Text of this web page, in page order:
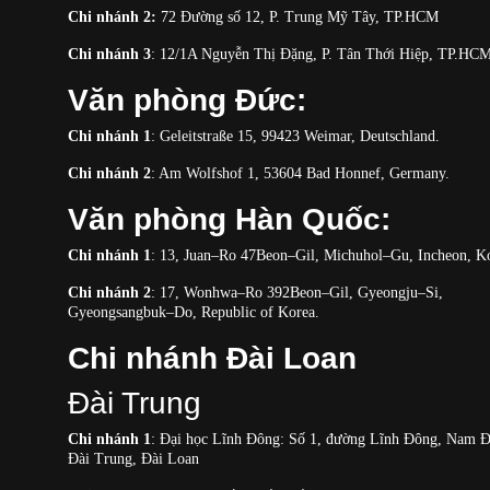
Chi nhánh 2: 72 Đường số 12, P. Trung Mỹ Tây, TP.HCM
Chi nhánh 3: 12/1A Nguyễn Thị Đặng, P. Tân Thới Hiệp,
Văn phòng Đức:
Chi nhánh 1: Geleitstraße 15, 99423 Weimar, Deutschland.
Chi nhánh 2: Am Wolfshof 1, 53604 Bad Honnef, Germany.
Văn phòng Hàn Quốc:
Chi nhánh 1: 13, Juan–Ro 47Beon–Gil, Michuhol–Gu, Incheon,
Chi nhánh 2: 17, Wonhwa–Ro 392Beon–Gil, Gyeongju–Si,
Gyeongsangbuk–Do, Republic of Korea.
Chi nhánh Đài Loan
Đài Trung
Chi nhánh 1: Đại học Lĩnh Đông: Số 1, đường Lĩnh Đông, Nam
Đài Trung, Đài Loan